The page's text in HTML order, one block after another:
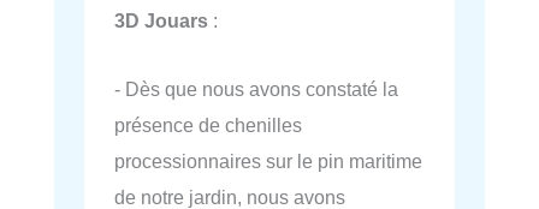
3D Jouars :
- Dès que nous avons constaté la
présence de chenilles
processionnaires sur le pin maritime
de notre jardin, nous avons